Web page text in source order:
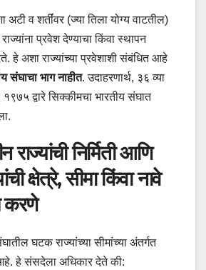
व शर्तींवर (ज्या तिला योग्य वाटतील)
प्रवेश देण्याचा किंवा स्थापन
हे अशा राज्यांच्या प्रवेशाशी संबंधित आहे
संघाचा भाग नाहीत. उदाहरणार्थ, ३६ व्या
द्वारे सिक्कीमचा भारतीय संघात
निर्मिती आणि
क्षेत्रे, सीमा किंवा नावे
करणे
घटक राज्यांच्या सीमांच्या अंतर्गत
हे संसदेला अधिकार देते की: